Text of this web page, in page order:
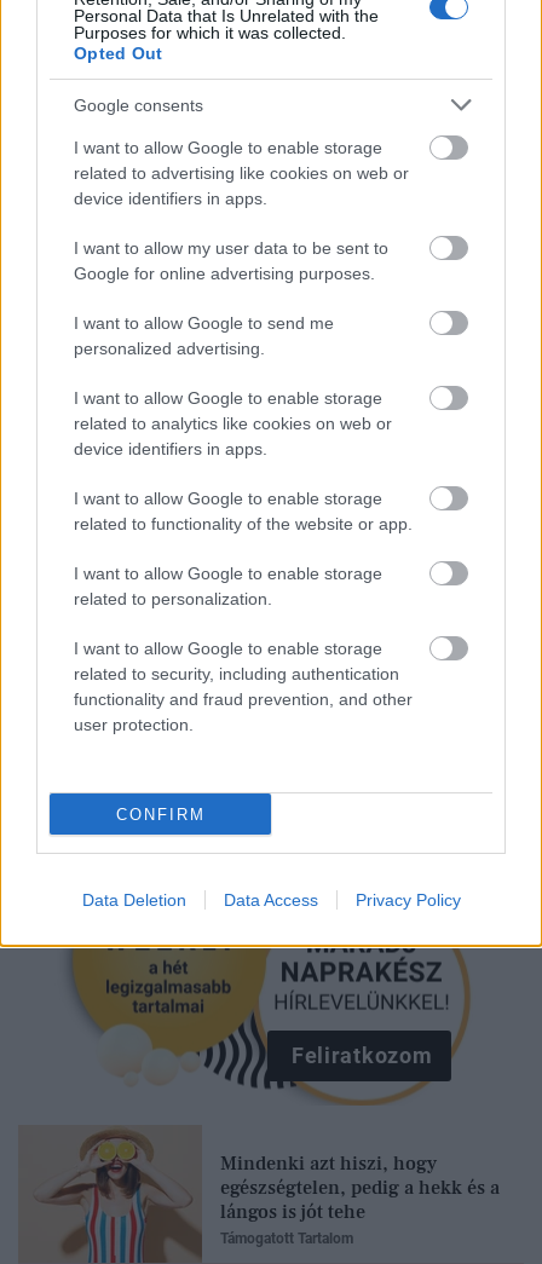
Personal Data that Is Unrelated with the
Purposes for which it was collected.
Opted Out
Google consents
I want to allow Google to enable storage
related to advertising like cookies on web or
device identifiers in apps.
I want to allow my user data to be sent to
Google for online advertising purposes.
I want to allow Google to send me
personalized advertising.
I want to allow Google to enable storage
related to analytics like cookies on web or
device identifiers in apps.
I want to allow Google to enable storage
related to functionality of the website or app.
I want to allow Google to enable storage
related to personalization.
I want to allow Google to enable storage
related to security, including authentication
functionality and fraud prevention, and other
user protection.
CONFIRM
Data Deletion Data Access Privacy Policy
RexFeatures/PuzzlePix
Megosztás
Messengeren
Itt állíthatod be, hogy a Google
glamour.hu cikkeit
Kövesd a Glamour cikkeit aGoogle hírekben
Feliratkozom
Mindenki azt hiszi, hogy
egészségtelen, pedig a hekk és a
lángos is jót tehe
Támogatott Tartalom